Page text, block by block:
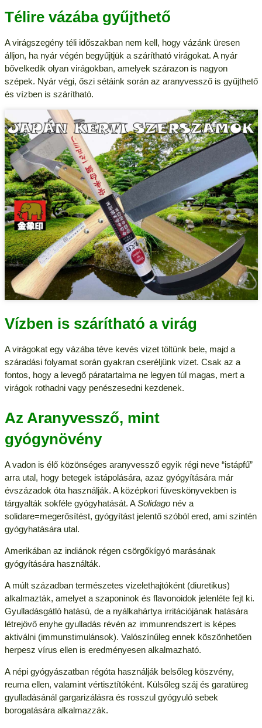
Télire vázába gyűjthető
A virágszegény téli időszakban nem kell, hogy vázánk üresen
álljon, ha nyár végén begyűjtjük a szárítható virágokat. A nyár
bővelkedik olyan virágokban, amelyek szárazon is nagyon
szépek. Nyár végi, őszi sétáink során az aranyvessző is gyűjthető
és vízben is szárítható.
Vízben is szárítható a virág
A virágokat egy vázába téve kevés vizet töltünk bele, majd a
száradási folyamat során gyakran cseréljünk vizet. Csak az a
fontos, hogy a levegő páratartalma ne legyen túl magas, mert a
virágok rothadni vagy penészesedni kezdenek.
Az Aranyvessző, mint
gyógynövény
A vadon is élő közönséges aranyvessző egyik régi neve “istápfű”
arra utal, hogy betegek istápolására, azaz gyógyítására már
évszázadok óta használják. A középkori füveskönyvekben is
tárgyalták sokféle gyógyhatását. ASolidagonév a
solidare=megerősítést, gyógyítást jelentő szóból ered, ami szintén
gyógyhatására utal.
Amerikában az indiánok régen csörgőkígyó marásának
gyógyítására használták.
A múlt században természetes vizelethajtóként (diuretikus)
alkalmazták, amelyet a szaponinok és flavonoidok jelenléte fejt ki.
Gyulladásgátló hatású, de a nyálkahártya irritációjának hatására
létrejövő enyhe gyulladás révén az immunrendszert is képes
aktiválni (immunstimulánsok). Valószínűleg ennek köszönhetően
herpesz vírus ellen is eredményesen alkalmazható.
A népi gyógyászatban régóta használják belsőleg köszvény,
reuma ellen, valamint vértisztítóként. Külsőleg száj és garatüreg
gyulladásánál gargarizálásra és rosszul gyógyuló sebek
borogatására alkalmazzák.